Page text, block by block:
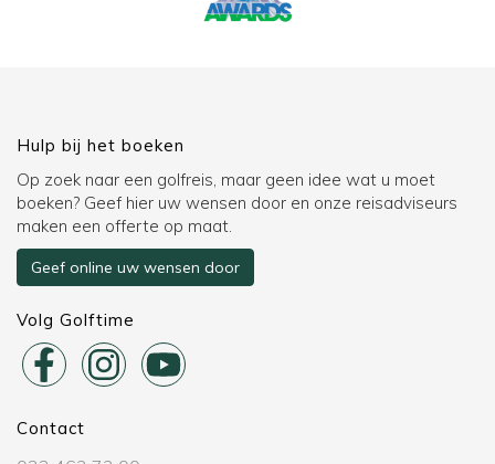
Hulp bij het boeken
Op zoek naar een golfreis, maar geen idee wat u moet
boeken? Geef hier uw wensen door en onze reisadviseurs
maken een offerte op maat.
Geef online uw wensen door
Volg Golftime
Contact